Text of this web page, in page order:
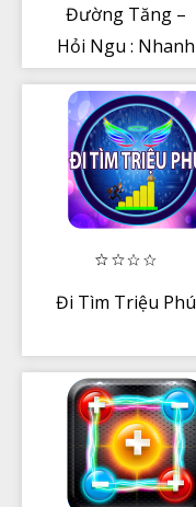
Đường Tăng –
Hỏi Ngu : Nhanh
Đi Tìm Triệu Phú